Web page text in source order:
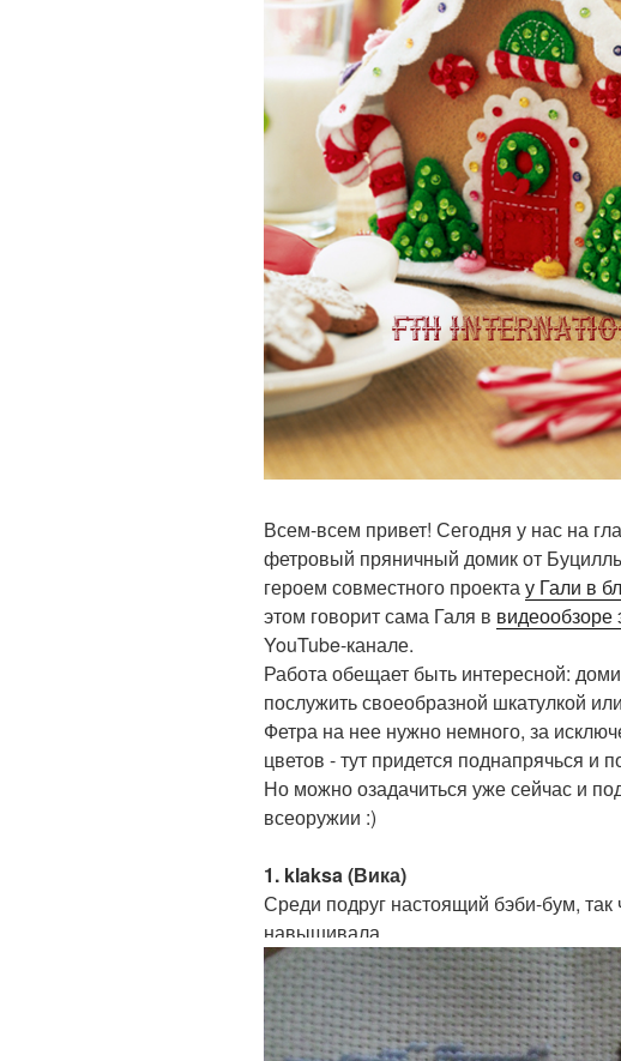
Всем-всем привет! Сегодня у нас на
фетровый пряничный домик от
героем совместного проектау Гали в
этом говорит сама Галя в видеообзоре
YouTube-канале.
Работа обещает быть интересной:
послужить своеобразной шкатулкой
Фетра на нее нужно немного, за
цветов - тут придется поднапрячься и
Но можно озадачиться уже сейчас и
всеоружии :)
1. klaksa (Вика)
Среди подруг настоящий бэби-бум,
навышивала